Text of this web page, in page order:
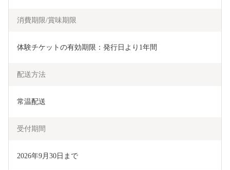
消費期限/賞味期限
体験チケットの有効期限：発行日より1年間
配送方法
常温配送
受付期間
2026年9月30日まで